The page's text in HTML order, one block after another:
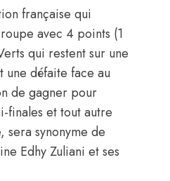
française qui
avec 4 points (1
qui restent sur une
une défaite face au
de gagner pour
finales et tout autre
sera synonyme de
Edhy Zuliani et ses